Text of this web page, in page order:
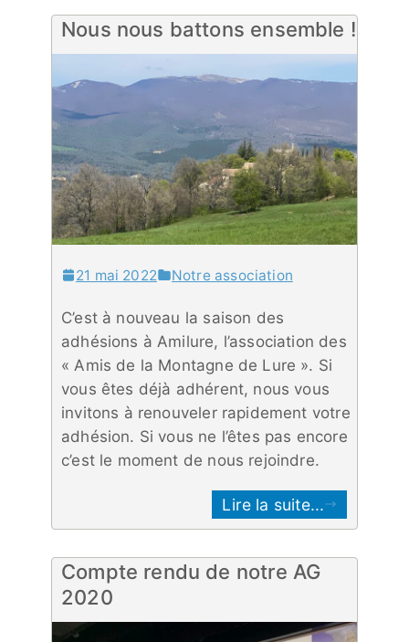
Nous nous battons ensemble !
21 mai 2022 Notre association
C’est à nouveau la saison des
adhésions à Amilure, l’association des
« Amis de la Montagne de Lure ». Si
vous êtes déjà adhérent, nous vous
invitons à renouveler rapidement votre
adhésion. Si vous ne l’êtes pas encore
c’est le moment de nous rejoindre.
Lire la suite...
Compte rendu de notre AG
2020